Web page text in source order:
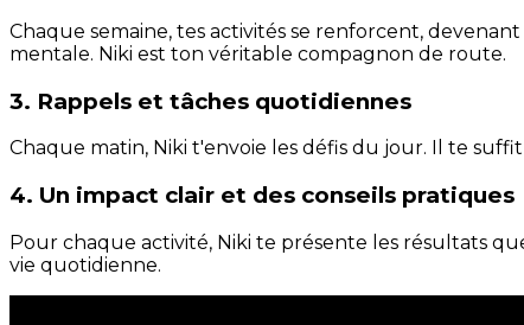
Chaque semaine, tes activités se renforcent,
mentale. Niki est ton véritable compagnon de route.
3. Rappels et tâches quotidiennes
Chaque matin, Niki t'envoie les défis du jour. Il te
4. Un impact clair et des conseils pratiques
Pour chaque activité, Niki te présente les résultats
vie quotidienne.